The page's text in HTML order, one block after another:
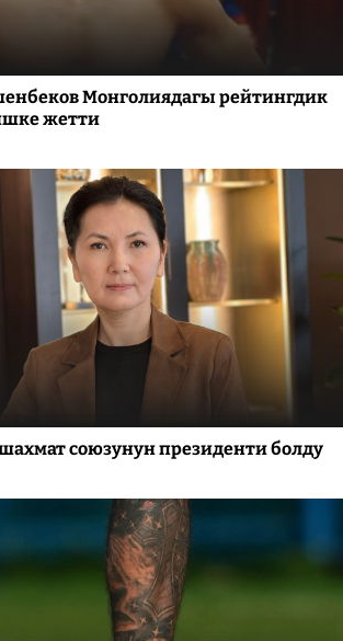
Монголиядагы рейтингдик
жетти
союзунун президенти болду